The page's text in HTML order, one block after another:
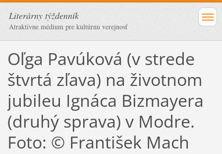
Literárny týždenník
Atraktívne médium pre kultúrnu verejnosť
Oľga Pavúková (v strede
štvrtá zľava) na životnom
jubileu Ignáca Bizmayera
(druhý sprava) v Modre.
Foto: © František Mach